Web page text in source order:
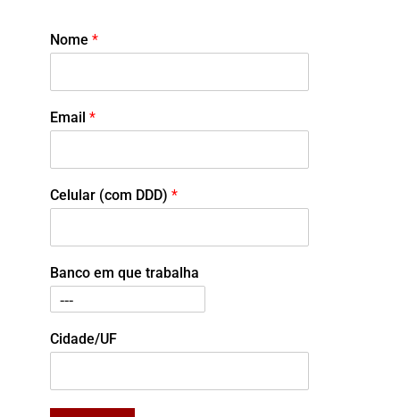
Nome *
Email *
Celular (com DDD) *
Banco em que trabalha
Cidade/UF